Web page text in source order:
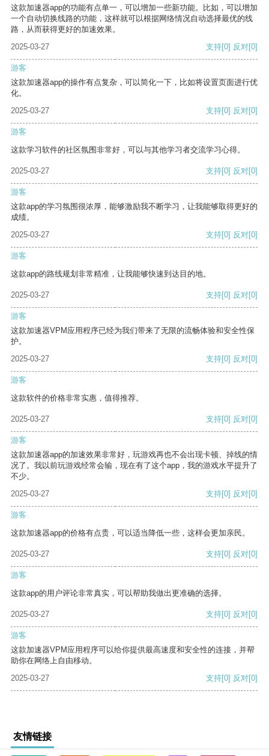
这款加速器app的功能有点单一，可以增加一些新功能。比如，可以增加
一个自动切换线路的功能，这样就可以根据网络情况自动选择最优的线
路，从而获得更好的加速效果。
2025-03-27
支持[0] 反对[0]
游客
这款加速器app的操作有点复杂，可以简化一下，比如将设置页面进行优
化。
2025-03-27
支持[0] 反对[0]
游客
这款学习软件的社区氛围非常好，可以与其他学习者交流学习心得。
2025-03-27 支持[0] 反对[0]
游客
这款app的学习氛围很浓厚，能够激励我不断学习，让我能够取得更好的
成绩。
2025-03-27
支持[0] 反对[0]
游客
这款app的路线规划非常精准，让我能够快速到达目的地。
2025-03-27 支持[0] 反对[0]
游客
这款加速器VPM应用程序已经为我们带来了无限的流畅体验和安全性保
护。
2025-03-27
支持[0] 反对[0]
游客
这款软件的价格非常实惠，值得推荐。
2025-03-27 支持[0] 反对[0]
游客
这款加速器app的加速效果非常好，玩游戏再也不会出现卡顿、掉线的情
况了。我以前玩游戏经常会输，现在有了这个app，我的游戏水平提升了
不少。
2025-03-27
支持[0] 反对[0]
游客
这款加速器app的价格有点贵，可以适当降低一些，这样会更加亲民。
2025-03-27 支持[0] 反对[0]
游客
这款app的用户评论非常真实，可以帮助我做出更准确的选择。
2025-03-27 支持[0] 反对[0]
游客
这款加速器VPM应用程序可以给你提供最高速度和安全性的连接，并帮
助你在网络上自由移动。
2025-03-27
支持[0] 反对[0]
友情链接